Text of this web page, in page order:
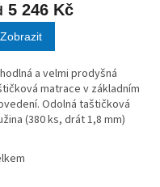
5 246 Kč
Zobrazit
a velmi prodyšná
matrace v základním
Odolná taštičková
(380 ks, drát 1,8 mm)
dlouhou životnost. Použité
na obou stranách